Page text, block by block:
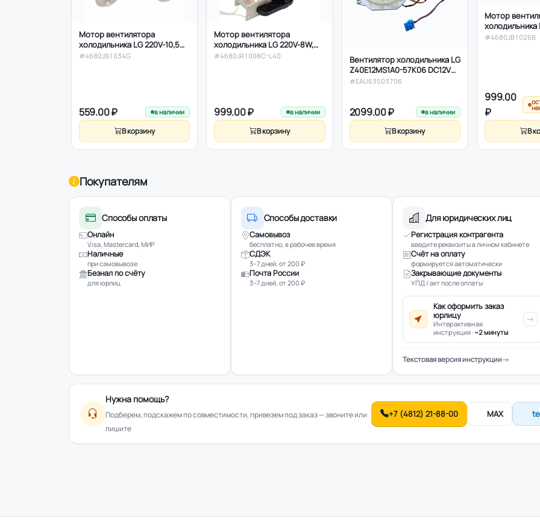
Мотор вентилятора
холодильника LG 220V-10,5W,
вал Ø3,2мм, 4680JB1034G,
#4680JB1034G
559.00 ₽ в наличии
В корзину
Мотор вентилятора
холодильника LG 220V-8W,
вал L40мм Ø3.2мм
#4680JR1008C-L40
999.00 ₽ в наличии
В корзину
Вентилятор холодильника LG
Z40E12MS1A0-57K06 DC12V
1A, EAU63503706, аналог
#EAU63503706
2099.00 ₽ в наличии
В корзину
Мотор
холодильника
4680JB1026B
#4680JB1026B
999.00
₽
В
Покупателям
Способы оплаты
Онлайн
Visa, Mastercard, МИР
Наличные
при самовывозе
Безнал по счёту
для юрлиц
Способы доставки
Самовывоз
бесплатно, в рабочее время
СДЭК
3–7 дней, от 200 ₽
Почта России
3–7 дней, от 200 ₽
Для юридических лиц
Регистрация контрагента
введите реквизиты в личном кабинете
Счёт на оплату
формируется автоматически
Закрывающие документы
УПД / акт после оплаты
Как оформить заказ
юрлицу
Интерактивная
инструкция · ~2 минуты
Текстовая версия инструкции
Нужна помощь?
Подберем, подскажем по совместимости, привезем под заказ — звоните или
пишите
+7 (4812) 21-88-00 MAX